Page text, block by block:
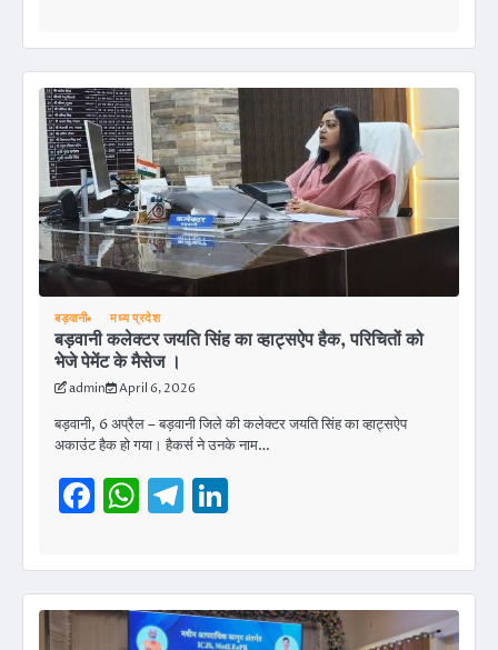
बड़वानी मध्य प्रदेश
बड़वानी कलेक्टर जयति सिंह का व्हाट्सऐप हैक, परिचितों को
भेजे पेमेंट के मैसेज ।
admin April 6, 2026
बड़वानी, 6 अप्रैल – बड़वानी जिले की कलेक्टर जयति सिंह का व्हाट्सऐप
अकाउंट हैक हो गया। हैकर्स ने उनके नाम…
Facebook
WhatsApp
Telegram